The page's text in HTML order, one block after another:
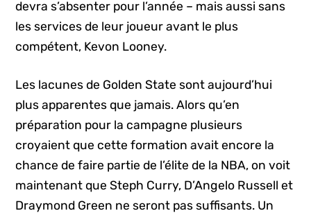
devra s’absenter pour l’année – mais aussi sans
les services de leur joueur avant le plus
compétent, Kevon Looney.
Les lacunes de Golden State sont aujourd’hui
plus apparentes que jamais. Alors qu’en
préparation pour la campagne plusieurs
croyaient que cette formation avait encore la
chance de faire partie de l’élite de la NBA, on voit
maintenant que Steph Curry, D’Angelo Russell et
Draymond Green ne seront pas suffisants. Un